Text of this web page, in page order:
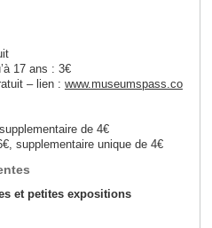
17 ans : 3€
– lien : www.museumspass.co
de 4€
supplementaire unique de 4€
et petites expositions